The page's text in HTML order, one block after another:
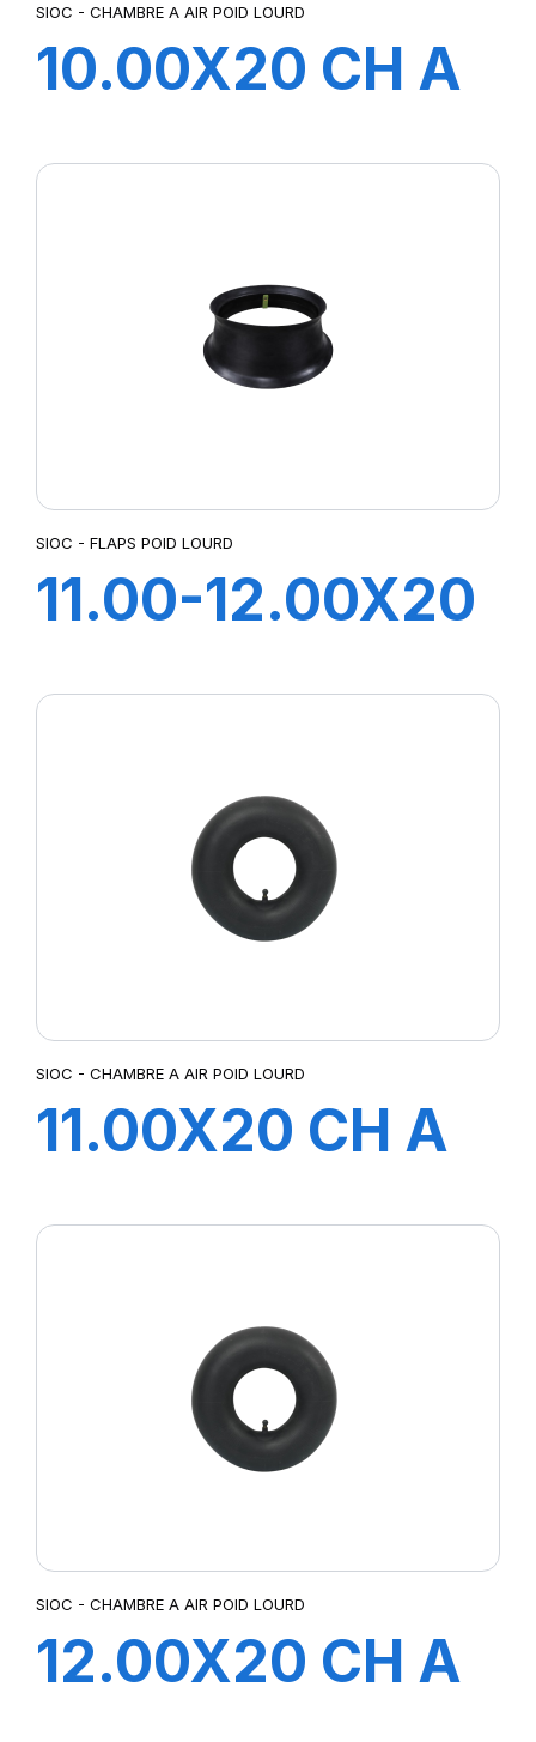
SIOC - CHAMBRE A AIR POID LOURD
10.00X20 CH A
SIOC - FLAPS POID LOURD
11.00-12.00X20
SIOC - CHAMBRE A AIR POID LOURD
11.00X20 CH A
SIOC - CHAMBRE A AIR POID LOURD
12.00X20 CH A